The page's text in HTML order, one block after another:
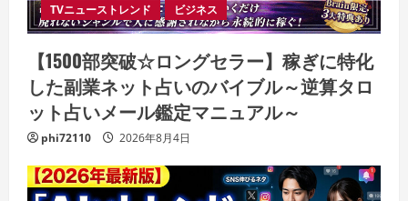
TVニューストレンド ビジネス
【1500部突破☆ロングセラー】稼ぎに特化
した副業ネット占いのバイブル～逆算タロ
ット占いメール鑑定マニュアル～
phi72110 2026年8月4日